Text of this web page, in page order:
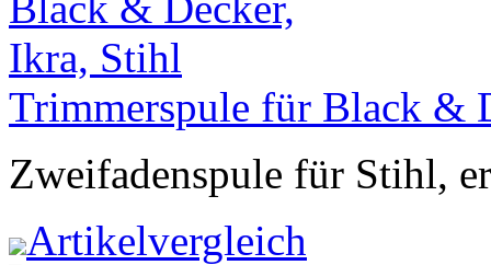
Trimmerspule für Black &
Zweifadenspule für Stihl,
Artikelvergleich